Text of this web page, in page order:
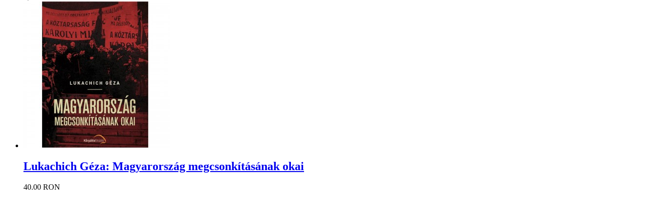
Lukachich Géza: Magyarország megcsonkításának okai
40.00 RON